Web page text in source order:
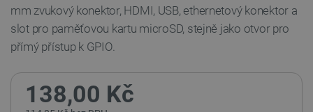
mm zvukový konektor, HDMI, USB, ethernetový konektor a
slot pro paměťovou kartu microSD, stejně jako otvor pro
přímý přístup k GPIO.
138,00 Kč